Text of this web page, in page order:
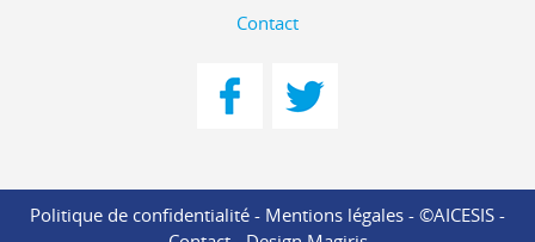
Contact
Politique de confidentialité - Mentions légales - ©AICESIS -